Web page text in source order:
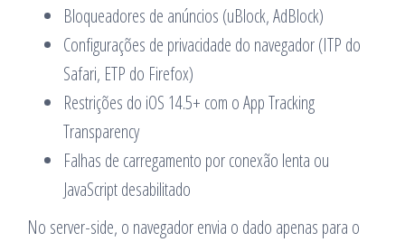
Bloqueadores de anúncios (uBlock, AdBlock)
Configurações de privacidade do navegador (ITP do
Safari, ETP do Firefox)
Restrições do iOS 14.5+ com o App Tracking
Transparency
Falhas de carregamento por conexão lenta ou
JavaScript desabilitado
No server-side, o navegador envia o dado apenas para o